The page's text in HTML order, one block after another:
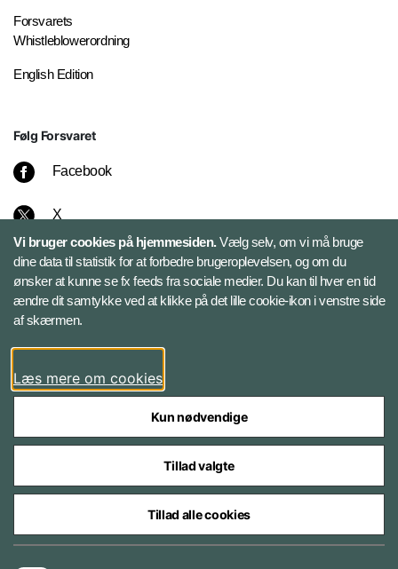
Forsvarets
Whistleblowerordning
English Edition
Følg Forsvaret
Facebook
X
Instagram
Bluesky
LinkedIn
Styrelser og myndigheder under Forsvarsministeriet
Vi bruger cookies på hjemmesiden.Vælg selv, om vi må bruge
dine data til statistik for at forbedre brugeroplevelsen, og om du
ønsker at kunne se fx feeds fra sociale medier. Du kan til hver en tid
ændre dit samtykke ved at klikke på det lille cookie-ikon i venstre side
af skærmen.
Læs mere om cookies
Kun nødvendige
Tillad valgte
Tillad alle cookies